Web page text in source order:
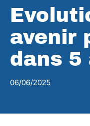
avenir
dans 5
06/06/2025